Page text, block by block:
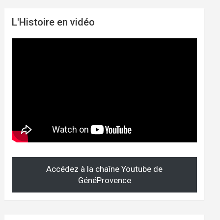
L'Histoire en vidéo
Accédez à la chaîne Youtube de
GénéProvence